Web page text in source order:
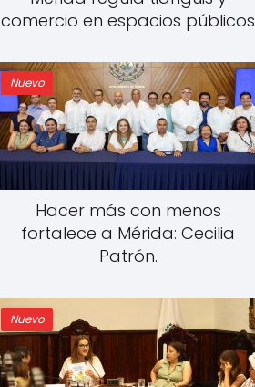
comercio en espacios públicos
Nuevo
Hacer más con menos
fortalece a Mérida: Cecilia
Patrón.
Nuevo